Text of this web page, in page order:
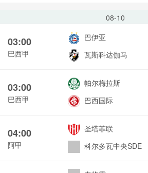
08-10
03:00
巴西甲
巴伊亚
瓦斯科达伽马
03:00
巴西甲
帕尔梅拉斯
巴西国际
04:00
阿甲
圣塔菲联
科尔多瓦中央SDE